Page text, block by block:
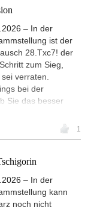
– In der
ist der
28.Txc7! der
zum Sieg,
verraten.
bei der
Sie das besser
1
– In der
kann
noch nicht